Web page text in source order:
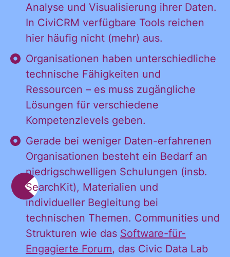
Analyse und Visualisierung ihrer Daten.
In CiviCRM verfügbare Tools reichen
hier häufig nicht (mehr) aus.
Organisationen haben unterschiedliche
technische Fähigkeiten und
Ressourcen – es muss zugängliche
Lösungen für verschiedene
Kompetenzlevels geben.
Gerade bei weniger Daten-erfahrenen
Organisationen besteht ein Bedarf an
niedrigschwelligen Schulungen (insb.
SearchKit), Materialien und
individueller Begleitung bei
technischen Themen. Communities und
Strukturen wie das Software-für-
Engagierte Forum, das Civic Data Lab